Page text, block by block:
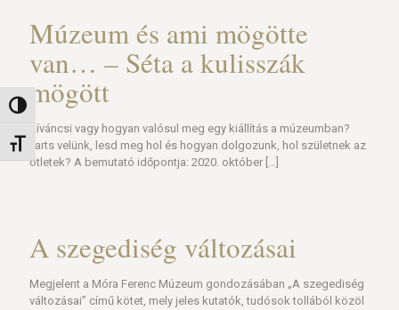
Nagy kontraszt váltása
Betűméret váltása
Múzeum és ami mögötte
van… – Séta a kulisszák
mögött
Kíváncsi vagy hogyan valósul meg egy kiállítás a múzeumban?
Tarts velünk, lesd meg hol és hogyan dolgozunk, hol születnek az
ötletek? A bemutató időpontja: 2020. október […]
A szegediség változásai
Megjelent a Móra Ferenc Múzeum gondozásában „A szegediség
változásai” című kötet, mely jeles kutatók, tudósok tollából közöl